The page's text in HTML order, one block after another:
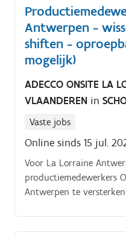
Antwerpen -
shiften -
mogelijk)
ADECCO ONSITE LA
VLAANDEREN in
Vaste jobs
Online sinds 15 jul.
Voor La Lorraine
productiemedewerkers
Antwerpen te
grondige opleiding sta